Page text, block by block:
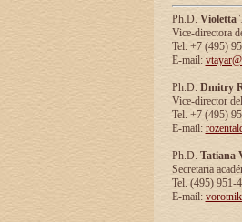
Ph.D. Violetta
Vice-directora
Tel. +7 (495)
E-mail:
Ph.D. Dmitry
Vice-director
Tel. +7 (495)
E-mail:
Ph.D. Tatiana
Secretaria
Tel. (495) 951-
E-mail: